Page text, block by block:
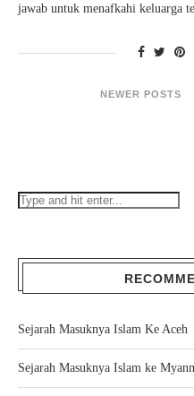
jawab untuk menafkahi keluarga
NEWER POSTS
Sejarah Masuknya Islam Ke Aceh
Sejarah Masuknya Islam ke